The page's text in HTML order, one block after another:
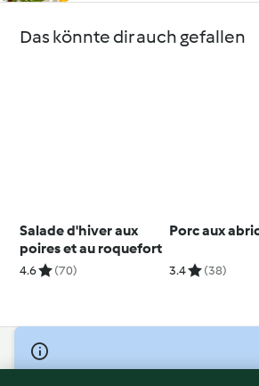
Das könnte dir auch gefallen
Salade d'hiver aux
poires et au roquefort
4.6 (70)
Porc aux
3.4 (38)
© Copyright 2026